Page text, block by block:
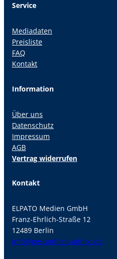
Service
Mediadaten
Preisliste
FAQ
Kontakt
Information
Über uns
Datenschutz
Impressum
AGB
Vertrag widerrufen
Kontakt
ELPATO Medien GmbH
Franz-Ehrlich-Straße 12
12489 Berlin
info@gesundheit-adhoc.de